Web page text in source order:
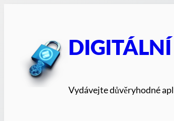
Vydávejte důvěryhodné